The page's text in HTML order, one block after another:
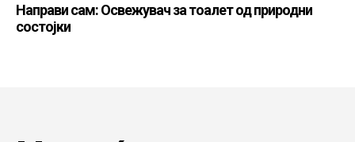
Направи сам: Освежувач за тоалет од природни
состојки